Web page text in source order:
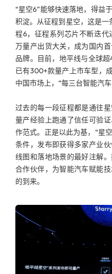
“星空6”能够快速落地，得益
积淀。从征程到星空，这是
程6，征程系列芯片不断迭
万量产出货大关，成为国内
品牌。目前，地平线与全球
已有300+款量产上市车型，
中国市场上，“每三台智能汽
过去的每一段征程都是通往
量产经验上跑通了信任可验
作范式。正是以此为基，“星
条件，发布即获得多家产业
线图和落地场景的最好注解
合作伙伴，为智能汽车赋能
的到来。